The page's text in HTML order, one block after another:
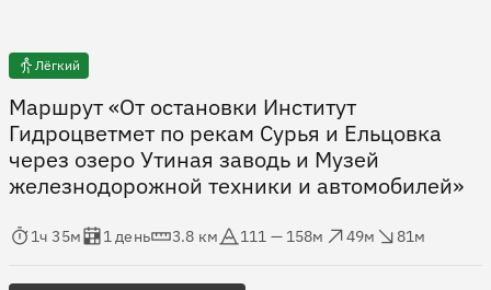
Лёгкий
Маршрут «От остановки Институт
Гидроцветмет по рекам Сурья и Ельцовка
через озеро Утиная заводь и Музей
железнодорожной техники и автомобилей»
в пути
1ч 35м
Оценка в днях
1 день
Дистанция
3.8 км
Абсолютная высота
111 — 158м
Набор высоты
49м
Сброс высоты
81м